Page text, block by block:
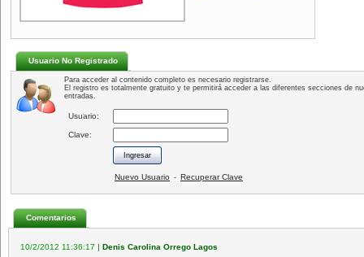
Usuario No Registrado
Para acceder al contenido completo es necesario registrarse.
El registro es totalmente gratuito y te permitirá acceder a las diferentes secciones de
entradas.
Usuario:
Clave:
Nuevo Usuario - Recuperar Clave
Comentarios
10/2/2012 11:36:17 | Denis Carolina Orrego Lagos